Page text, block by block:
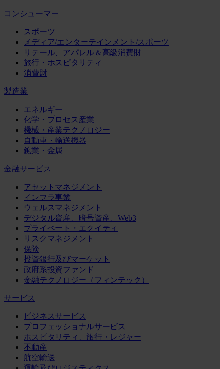
コンシューマー
スポーツ
メディア/エンターテインメント/スポーツ
リテール、アパレル＆高級消費財
旅行・ホスピタリティ
消費財
製造業
エネルギー
化学・プロセス産業
機械・産業テクノロジー
自動車・輸送機器
鉱業・金属
金融サービス
アセットマネジメント
インフラ事業
ウェルスマネジメント
デジタル資産、暗号資産、Web3
プライベート・エクイティ
リスクマネジメント
保険
投資銀行及びマーケット
政府系投資ファンド
金融テクノロジー（フィンテック）
サービス
ビジネスサービス
プロフェッショナルサービス
ホスピタリティ、旅行・レジャー
不動産
航空輸送